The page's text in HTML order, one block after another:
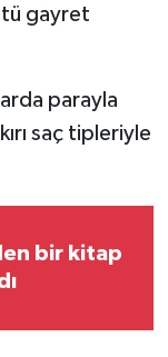
gayret
parayla
saç tipleriyle
bir kitap